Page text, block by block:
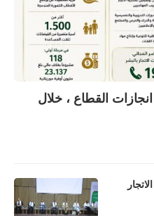
القطاع ، خلال